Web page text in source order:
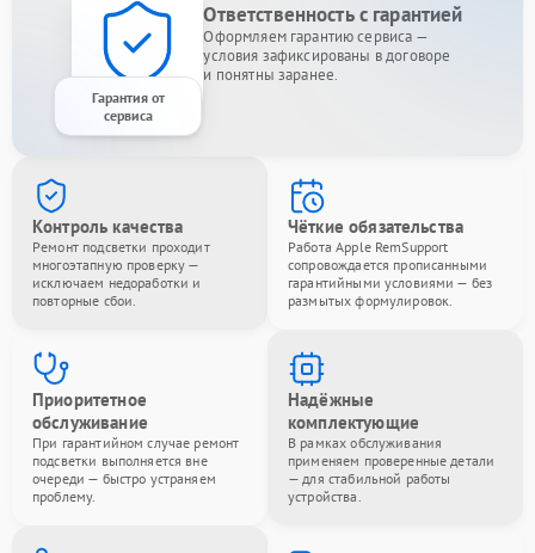
Гарантия от
сервиса
Ответственность с гарантией
Оформляем гарантию сервиса —
условия зафиксированы в договоре
и понятны заранее.
Контроль качества
Ремонт подсветки проходит
многоэтапную проверку —
исключаем недоработки и
повторные сбои.
Чёткие обязательства
Работа Apple RemSupport
сопровождается прописанными
гарантийными условиями — без
размытых формулировок.
Приоритетное
обслуживание
При гарантийном случае ремонт
подсветки выполняется вне
очереди — быстро устраняем
проблему.
Надёжные
комплектующие
В рамках обслуживания
применяем проверенные детали
— для стабильной работы
устройства.